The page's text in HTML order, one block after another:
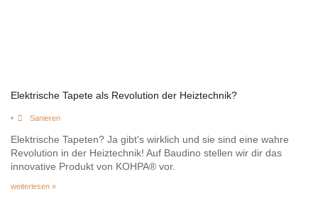
Elektrische Tapete als Revolution der Heiztechnik?
• Sanieren
Elektrische Tapeten? Ja gibt's wirklich und sie sind eine wahre
Revolution in der Heiztechnik! Auf Baudino stellen wir dir das
innovative Produkt von KOHPA® vor.
weiterlesen »